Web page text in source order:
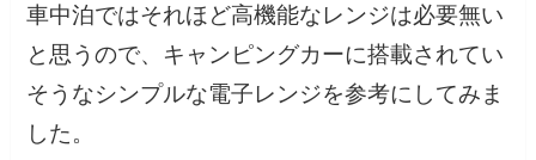
車中泊ではそれほど高機能なレンジは必要無い
と思うので、キャンピングカーに搭載されてい
そうなシンプルな電子レンジを参考にしてみま
した。